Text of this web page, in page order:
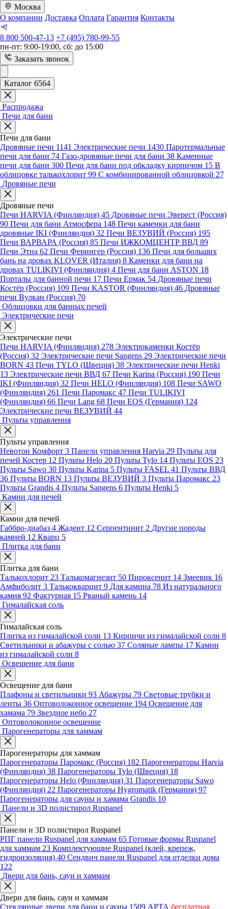
Москва
О компании Доставка Оплата Гарантия Контакты
8 800 500-47-13 +7 (495) 780-99-55
пн-пт: 9:00-19:00, сб: до 15:00
Заказать звонок
Каталог 6564
Распродажа
Печи для бани
Печи для бани
Дровяные печи 1141 Электрические печи 1430 Паротермальные
печи для бани 74 Газо-дровяные печи для бани 38 Каменные
печи для бани 300 Печи для бани под обкладку кирпичом 15 В
облицовке талькохлорит 99 С комбинированной облицовкой 27
Дровяные печи
Дровяные печи
Печи HARVIA (Финляндия) 45 Дровяные печи Эверест (Россия)
90 Печи для бани Атмосфера 148 Печи каменки для бани
дровяные IKI (Финляндия) 32 Печи ВЕЗУВИЙ (Россия) 195
Печи ВАРВАРА (Россия) 85 Печи ИЖКОМЦЕНТР ВВД 89
Печи Этна 62 Печи Ферингер (Россия) 136 Печи для больших
бань на дровах KLOVER (Италия) 8 Каменки для бани на
дровах TULIKIVI (Финляндия) 4 Печи для бани ASTON 18
Порталы для банной печи 17 Печи Ермак 54 Дровяные печи
Костёр (Россия) 109 Печи KASTOR (Финляндия) 46 Дровяные
печи Вулкан (Россия) 70
Облицовки для банных печей
Электрические печи
Электрические печи
Печи HARVIA (Финляндия) 278 Электрокаменки Костёр
(Россия) 32 Электрические печи Sangens 29 Электрические печи
BORN 43 Печи TYLO (Швеция) 38 Электрические печи Henki
13 Электрические печи ВВД 67 Печи Karina (Россия) 190 Печи
IKI (Финляндия) 32 Печи HELO (Финляндия) 108 Печи SAWO
(Финляндия) 261 Печи Паромакс 47 Печи TULIKIVI
(Финляндия) 66 Печи Lang 68 Печи EOS (Германия) 124
Электрические печи ВЕЗУВИЙ 44
Пульты управления
Пульты управления
Невотон Комфорт 3 Панели управления Harvia 29 Пульты для
печей Костер 12 Пульты Helo 20 Пульты Tylo 14 Пульты EOS 23
Пульты Sawo 30 Пульты Karina 5 Пульты FASEL 41 Пульты ВВД
36 Пульты BORN 13 Пульты ВЕЗУВИЙ 3 Пульты Паромакс 23
Пульты Grandis 4 Пульты Sangens 6 Пульты Henki 5
Камни для печей
Камни для печей
Габбро-диабаз 4 Жадеит 12 Серпентинит 2 Другие породы
камней 12 Кварц 5
Плитка для бани
Плитка для бани
Талькохлорит 23 Талькомагнезит 50 Пироксенит 14 Змеевик 16
Амфиболит 3 Талькокварцит 9 Для камина 78 Из натурального
камня 92 Фактурная 15 Рваный камень 14
Гималайская соль
Гималайская соль
Плитка из гималайской соли 13 Кирпичи из гималайской соли 8
Светильники и абажуры с солью 37 Соляные лампы 17 Камни
из гималайской соли 8
Освещение для бани
Освещение для бани
Плафоны и светильники 93 Абажуры 79 Световые трубки и
ленты 36 Оптоволоконное освещение 194 Освещение для
хамама 79 Звездное небо 27
Оптоволоконное освещение
Парогенераторы для хаммам
Парогенераторы для хаммам
Парогенераторы Паромакс (Россия) 182 Парогенераторы Harvia
(Финляндия) 38 Парогенераторы Tylo (Швеция) 18
Парогенераторы Helo (Финляндия) 31 Парогенераторы Sawo
(Финляндия) 22 Парогенераторы Hygromatik (Германия) 97
Парогенераторы для сауны и хамама Grandis 10
Панели и 3D полистирол Ruspanel
Панели и 3D полистирол Ruspanel
РПГ панели Ruspanel для хаммам 65 Готовые формы Ruspanel
для хаммам 23 Комплектующие Ruspanel (клей, крепеж,
гидроизоляция) 40 Сендвич панели Ruspanel для отделки дома
122
Двери для бань, саун и хаммам
Двери для бань, саун и хаммам
Стеклянные двери для бани и сауны 1509 АРТА бесплатная